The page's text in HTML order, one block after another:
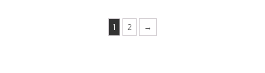
1 2 →